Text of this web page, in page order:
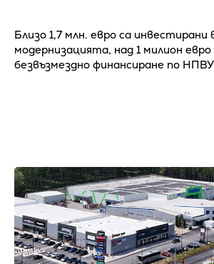
Близо 1,7 млн. евро са инвестирани
модернизацията, над 1 милион
безвъзмездно финансиране по НПВУ